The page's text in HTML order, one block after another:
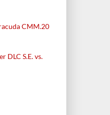
CMM.20
DLC S.E. vs.